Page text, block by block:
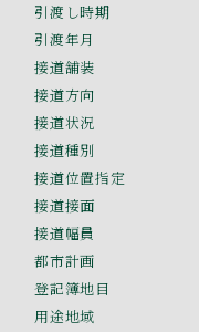
引渡し時期
引渡年月
接道舗装
接道方向
接道状況
接道種別
接道位置指定
接道接面
接道幅員
都市計画
登記簿地目
用途地域